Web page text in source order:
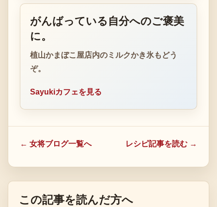
がんばっている自分へのご褒美
に。
植山かまぼこ屋店内のミルクかき氷もどう
ぞ。
Sayukiカフェを見る
← 女将ブログ一覧へ レシピ記事を読む →
この記事を読んだ方へ